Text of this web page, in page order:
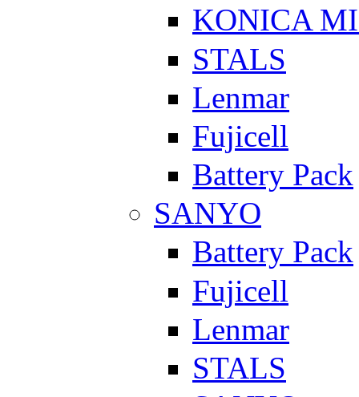
KONICA
STALS
Lenmar
Fujicell
Battery Pack
SANYO
Battery Pack
Fujicell
Lenmar
STALS